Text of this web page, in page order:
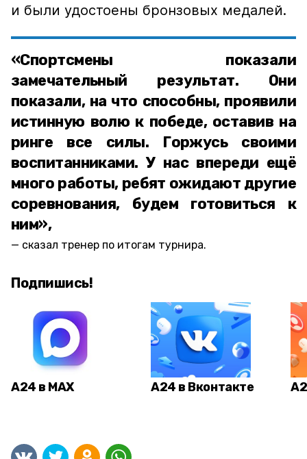
и были удостоены бронзовых медалей.
«Спортсмены показали
замечательный результат. Они
показали, на что способны, проявили
истинную волю к победе, оставив на
ринге все силы. Горжусь своими
воспитанниками. У нас впереди ещё
много работы, ребят ожидают другие
соревнования, будем готовиться к
ним»,
сказал тренер по итогам турнира.
Подпишись!
А24 в MAX А24 в Вконтакте